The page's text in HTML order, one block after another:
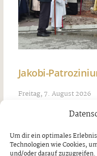
Um dir ein optimales
Technologien wie Cookies,
und/oder darauf
Jakobi-
Freitag, 7. August 2026